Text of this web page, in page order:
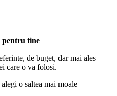
pentru tine
de buget, dar mai ales
care o va folosi.
o saltea mai moale